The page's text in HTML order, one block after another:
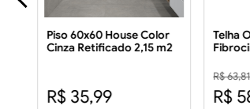
Piso 60x60 House Color
Cinza Retificado 2,15 m2
R$ 35,99
Telha
R$
R$